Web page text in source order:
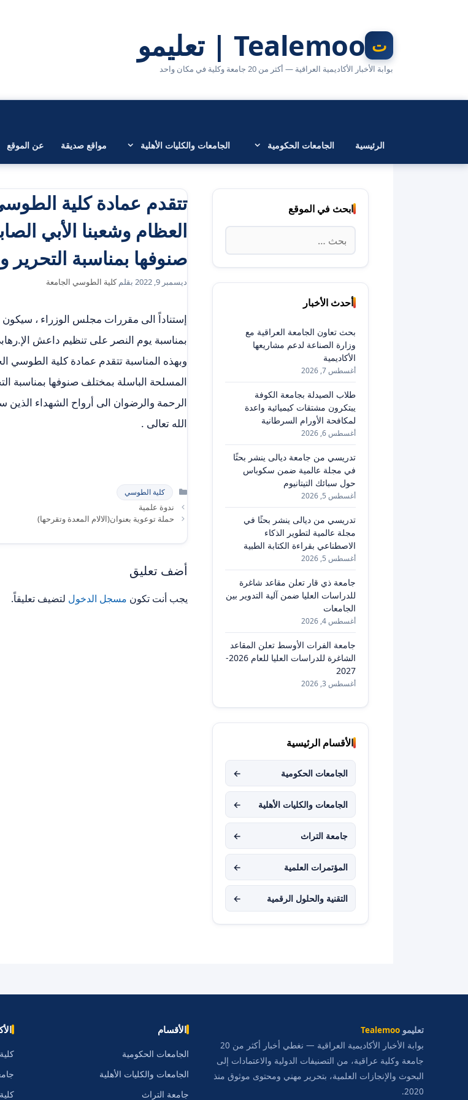
Tealemoo | تعليمو
بوابة الأخبار الأكاديمية العراقية — أكثر من 20 جامعة وكلية في مكان واحد
الرئيسية الجامعات الحكومية الجامعات والكليات الأهلية مواقع صديقة عن الموقع
تتقدم عمادة كلية
العظام وشعبنا الأبي
صنوفها بمناسبة التحرير
ديسمبر 9, 2022 بقلمكلية الطوسي الجامعة
بمناسبة يوم النصر على تنظيم داعش
وبهذه المناسبة تتقدم عمادة كلية الطوسي
المسلحة الباسلة بمختلف صنوفها بمناسبة
الرحمة والرضوان الى أرواح الشهداء الذين
الله تعالى .
التصنيفات
كلية الطوسي
ندوة علمية
حملة توعوية بعنوان(الالام المعدة وتقرحها)
أضف تعليق
يجب أنت تكون مسجل الدخول لتضيف تعليقاً.
ابحث في الموقع
البحث
عن:
أحدث الأخبار
بحث تعاون الجامعة العراقية مع
وزارة الصناعة لدعم مشاريعها
الأكاديمية
أغسطس 7, 2026
طلاب الصيدلة بجامعة الكوفة
يبتكرون مشتقات كيميائية واعدة
لمكافحة الأورام السرطانية
أغسطس 6, 2026
تدريسي من جامعة ديالى ينشر بحثًا
في مجلة عالمية ضمن سكوباس
حول سبائك التيتانيوم
أغسطس 5, 2026
تدريسي من ديالى ينشر بحثًا في
مجلة عالمية لتطوير الذكاء
الاصطناعي بقراءة الكتابة الطبية
أغسطس 5, 2026
جامعة ذي قار تعلن مقاعد شاغرة
للدراسات العليا ضمن آلية التدوير بين
الجامعات
أغسطس 4, 2026
جامعة الفرات الأوسط تعلن المقاعد
الشاغرة للدراسات العليا للعام 2026-
2027
أغسطس 3, 2026
الأقسام الرئيسية
الجامعات الحكومية ←
الجامعات والكليات الأهلية ←
جامعة التراث ←
المؤتمرات العلمية ←
التقنية والحلول الرقمية ←
تعليمو Tealemoo
بوابة الأخبار الأكاديمية العراقية — نغطي أخبار أكثر من 20
جامعة وكلية عراقية، من التصنيفات الدولية والاعتمادات إلى
البحوث والإنجازات العلمية، بتحرير مهني ومحتوى موثوق منذ
2020.
الأقسام
الجامعات الحكومية
الجامعات والكليات الأهلية
جامعة التراث